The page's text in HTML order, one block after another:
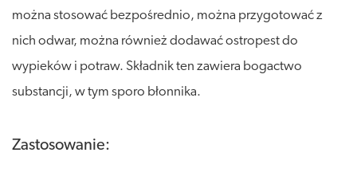
można stosować bezpośrednio, można przygotować z
nich odwar, można również dodawać ostropest do
wypieków i potraw. Składnik ten zawiera bogactwo
substancji, w tym sporo błonnika.
Zastosowanie: